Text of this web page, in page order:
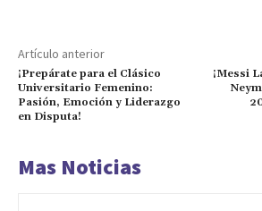
Artículo anterior
¡Prepárate para el Clásico
Universitario Femenino:
Pasión, Emoción y Liderazgo
en Disputa!
¡Messi
Mas Noticias